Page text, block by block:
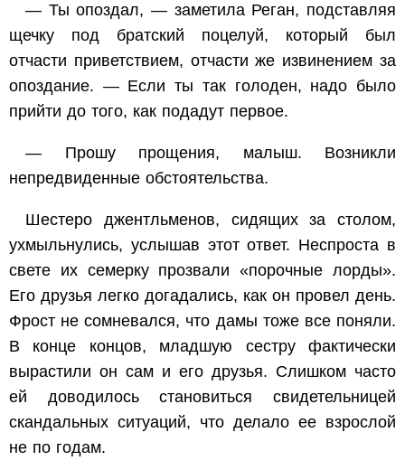
— Ты опоздал, — заметила Реган, подставляя
щечку под братский поцелуй, который был
отчасти приветствием, отчасти же извинением за
опоздание. — Если ты так голоден, надо было
прийти до того, как подадут первое.
— Прошу прощения, малыш. Возникли
непредвиденные обстоятельства.
Шестеро джентльменов, сидящих за столом,
ухмыльнулись, услышав этот ответ. Неспроста в
свете их семерку прозвали «порочные лорды».
Его друзья легко догадались, как он провел день.
Фрост не сомневался, что дамы тоже все поняли.
В конце концов, младшую сестру фактически
вырастили он сам и его друзья. Слишком часто
ей доводилось становиться свидетельницей
скандальных ситуаций, что делало ее взрослой
не по годам.